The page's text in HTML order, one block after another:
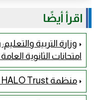
اقرأ أيضًا
وزارة التربية
امتحانات الثانوية
منظمة HALO Trust تعلن عن وظائف شاغرة